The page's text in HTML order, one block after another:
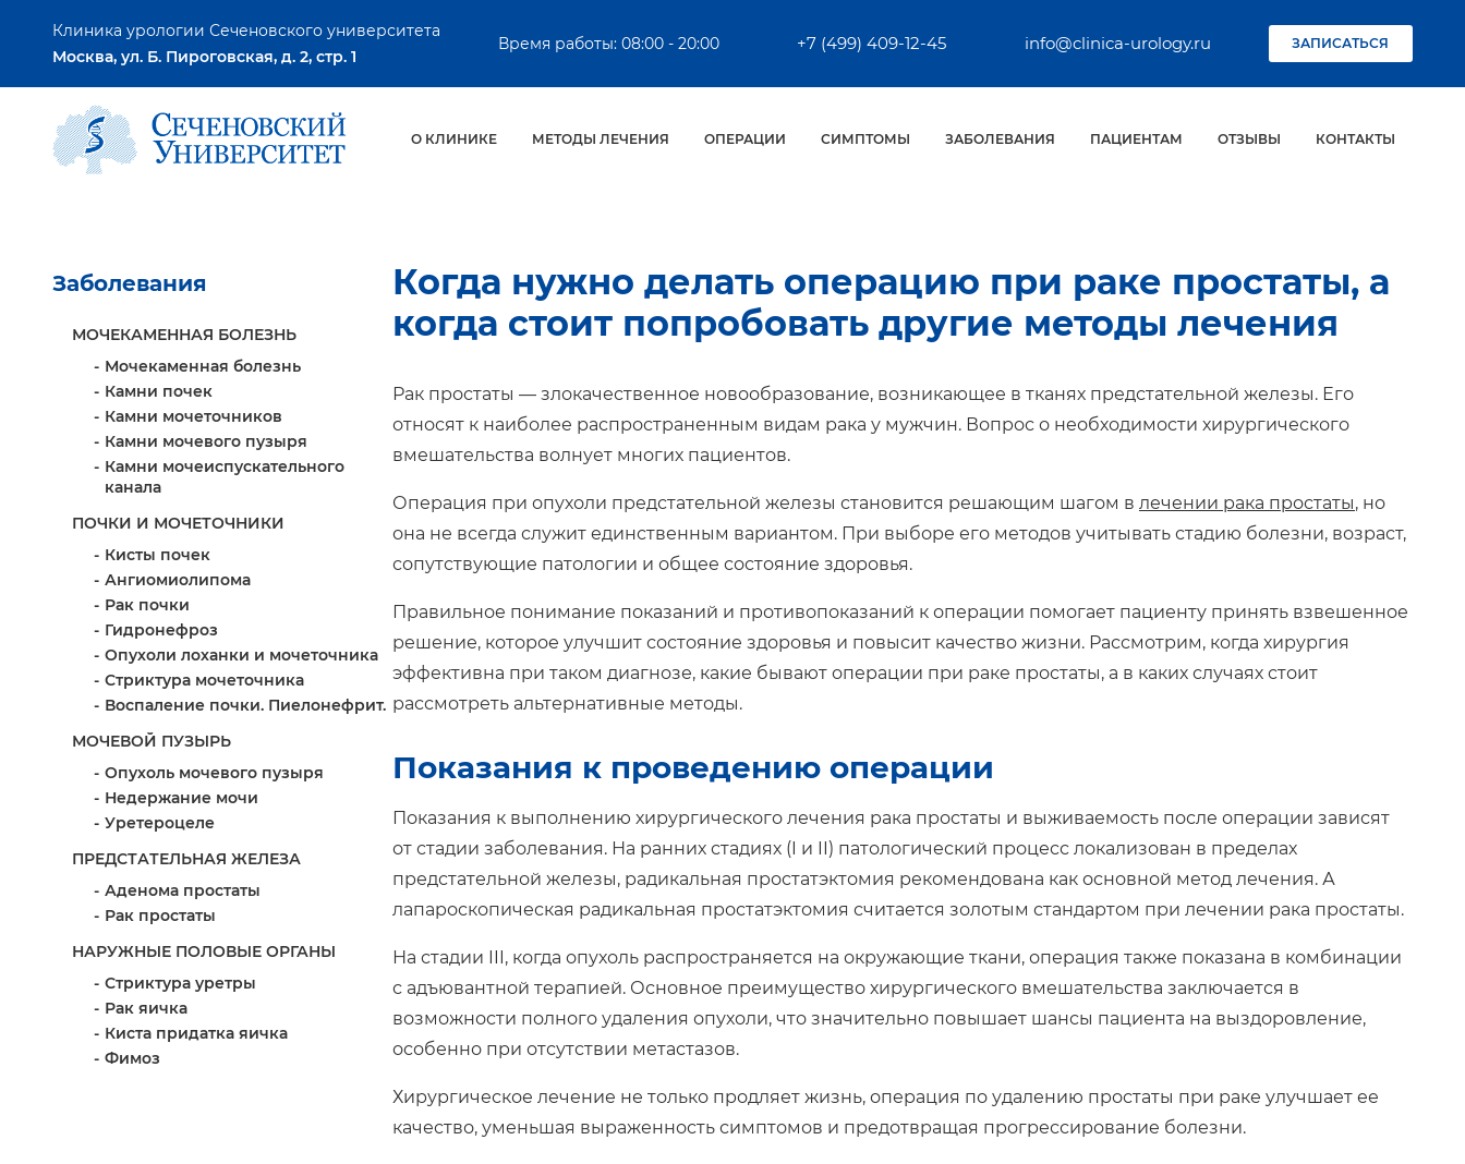
Клиника урологии Сеченовского университета
Москва, ул. Б. Пироговская, д. 2, стр. 1
Время работы: 08:00 - 20:00 +7 (499) 409-12-45 info@clinica-urology.ru ЗАПИСАТЬСЯ
О КЛИНИКЕ МЕТОДЫ ЛЕЧЕНИЯ ОПЕРАЦИИ СИМПТОМЫ ЗАБОЛЕВАНИЯ ПАЦИЕНТАМ ОТЗЫВЫ КОНТАКТЫ
Когда нужно делать операцию при раке простаты, а
когда стоит попробовать другие методы лечения
Рак простаты — злокачественное новообразование, возникающее в тканях предстательной железы. Его
относят к наиболее распространенным видам рака у мужчин. Вопрос о необходимости хирургического
вмешательства волнует многих пациентов.
Операция при опухоли предстательной железы становится решающим шагом в лечении рака простаты, но
она не всегда служит единственным вариантом. При выборе его методов учитывать стадию болезни, возраст,
сопутствующие патологии и общее состояние здоровья.
Правильное понимание показаний и противопоказаний к операции помогает пациенту принять взвешенное
решение, которое улучшит состояние здоровья и повысит качество жизни. Рассмотрим, когда хирургия
эффективна при таком диагнозе, какие бывают операции при раке простаты, а в каких случаях стоит
рассмотреть альтернативные методы.
Показания к проведению операции
Показания к выполнению хирургического лечения рака простаты и выживаемость после операции зависят
от стадии заболевания. На ранних стадиях (I и II) патологический процесс локализован в пределах
предстательной железы, радикальная простатэктомия рекомендована как основной метод лечения. А
лапароскопическая радикальная простатэктомия считается золотым стандартом при лечении рака простаты.
На стадии III, когда опухоль распространяется на окружающие ткани, операция также показана в комбинации
с адъювантной терапией. Основное преимущество хирургического вмешательства заключается в
возможности полного удаления опухоли, что значительно повышает шансы пациента на выздоровление,
особенно при отсутствии метастазов.
Хирургическое лечение не только продляет жизнь, операция по удалению простаты при раке улучшает ее
качество, уменьшая выраженность симптомов и предотвращая прогрессирование болезни.
Заболевания
МОЧЕКАМЕННАЯ БОЛЕЗНЬ
Мочекаменная болезнь
Камни почек
Камни мочеточников
Камни мочевого пузыря
Камни мочеиспускательного
канала
ПОЧКИ И МОЧЕТОЧНИКИ
Кисты почек
Ангиомиолипома
Рак почки
Гидронефроз
Опухоли лоханки и мочеточника
Стриктура мочеточника
Воспаление почки. Пиелонефрит.
МОЧЕВОЙ ПУЗЫРЬ
Опухоль мочевого пузыря
Недержание мочи
Уретероцеле
ПРЕДСТАТЕЛЬНАЯ ЖЕЛЕЗА
Аденома простаты
Рак простаты
НАРУЖНЫЕ ПОЛОВЫЕ ОРГАНЫ
Стриктура уретры
Рак яичка
Киста придатка яичка
Фимоз